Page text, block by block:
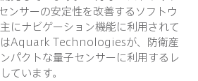
ンサーの安定性を改善するソフトウ
にナビゲーション機能に利用されて
はAquark Technologiesが、防衛産
パクトな量子センサーに利用するレ
ています。